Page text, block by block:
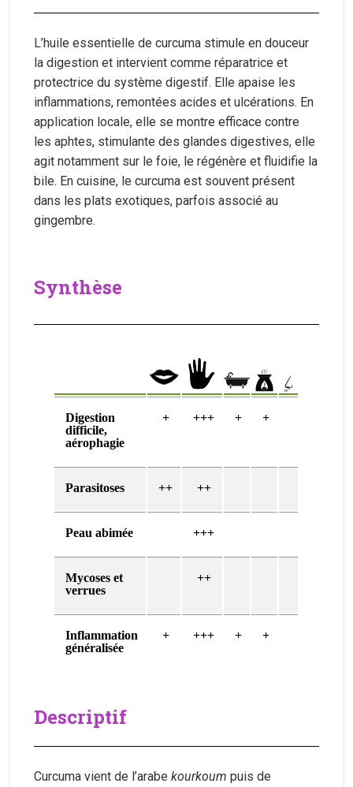
L’huile essentielle de curcuma stimule en douceur
la digestion et intervient comme réparatrice et
protectrice du système digestif. Elle apaise les
inflammations, remontées acides et ulcérations. En
application locale, elle se montre efficace contre
les aphtes, stimulante des glandes digestives, elle
agit notamment sur le foie, le régénère et fluidifie la
bile. En cuisine, le curcuma est souvent présent
dans les plats exotiques, parfois associé au
gingembre.
Synthèse
Digestion
difficile,
aérophagie
+ +++ + +
Parasitoses ++ ++
Peau abimée +++
Mycoses et
verrues
++
Inflammation
généralisée
+ +++ + +
Descriptif
Curcuma vient de l’arabekourkoum puis de